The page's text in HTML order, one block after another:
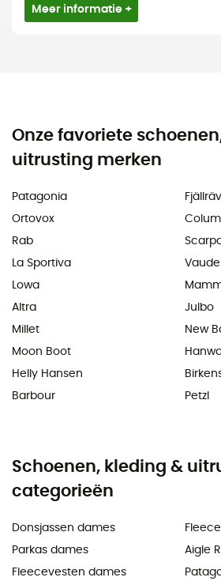
Meer informatie +
Onze favoriete
uitrusting merken
Patagonia
Ortovox
Rab
La Sportiva
Lowa
Altra
Millet
Moon Boot
Helly Hansen
Barbour
Vaude
Julbo
New
Petzl
Schoenen, kleding &
categorieën
Donsjassen dames
Parkas dames
Fleecevesten dames
Aigle